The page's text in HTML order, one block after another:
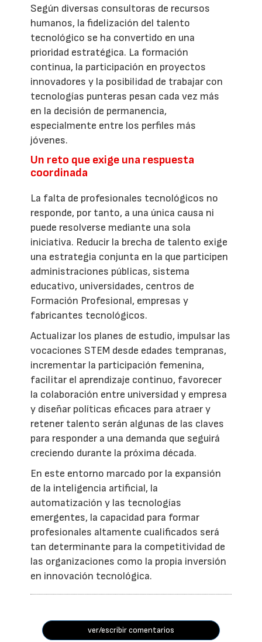
Según diversas consultoras de recursos
humanos, la fidelización del talento
tecnológico se ha convertido en una
prioridad estratégica. La formación
continua, la participación en proyectos
innovadores y la posibilidad de trabajar con
tecnologías punteras pesan cada vez más
en la decisión de permanencia,
especialmente entre los perfiles más
jóvenes.
Un reto que exige una respuesta
coordinada
La falta de profesionales tecnológicos no
responde, por tanto, a una única causa ni
puede resolverse mediante una sola
iniciativa. Reducir la brecha de talento exige
una estrategia conjunta en la que participen
administraciones públicas, sistema
educativo, universidades, centros de
Formación Profesional, empresas y
fabricantes tecnológicos.
Actualizar los planes de estudio, impulsar las
vocaciones STEM desde edades tempranas,
incrementar la participación femenina,
facilitar el aprendizaje continuo, favorecer
la colaboración entre universidad y empresa
y diseñar políticas eficaces para atraer y
retener talento serán algunas de las claves
para responder a una demanda que seguirá
creciendo durante la próxima década.
En este entorno marcado por la expansión
de la inteligencia artificial, la
automatización y las tecnologías
emergentes, la capacidad para formar
profesionales altamente cualificados será
tan determinante para la competitividad de
las organizaciones como la propia inversión
en innovación tecnológica.
ver/escribir comentarios